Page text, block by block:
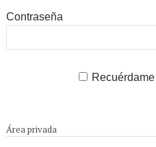
Contraseña
Recuérdame
Área privada